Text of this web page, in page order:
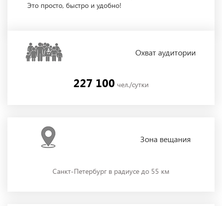
Это просто, быстро и удобно!
Охватаудитории
227 100 чел./сутки
Зона вещания
Санкт-Петербург в радиусе до 55 км